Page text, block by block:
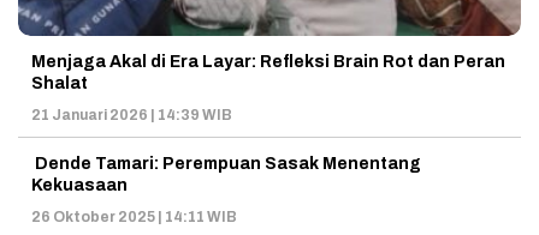
Menjaga Akal di Era Layar: Refleksi Brain Rot dan Peran
Shalat
21 Januari 2026 | 14:39 WIB
Dende Tamari: Perempuan Sasak Menentang
Kekuasaan
26 Oktober 2025 | 14:11 WIB